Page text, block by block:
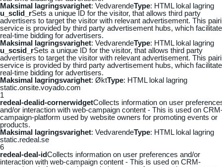
Maksimal lagringsvarighet: VedvarendeType: HTML lokal lagring
u_sclid_rSets a unique ID for the visitor, that allows third party
advertisers to target the visitor with relevant advertisement. This
service is provided by third party advertisement hubs, which
real-time bidding for advertisers.
Maksimal lagringsvarighet: VedvarendeType: HTML lokal lagring
u_scsid_rSets a unique ID for the visitor, that allows third party
advertisers to target the visitor with relevant advertisement. This
service is provided by third party advertisement hubs, which
real-time bidding for advertisers.
Maksimal lagringsvarighet: ØktType: HTML lokal lagring
static.onsite.voyado.com
1
redeal-dealid-cornerwidgetCollects information on user
and/or interaction with web-campaign content - This is used on
campaign-platform used by website owners for promoting events or
products.
Maksimal lagringsvarighet: VedvarendeType: HTML lokal lagring
static.redeal.se
6
redeal-deal-idCollects information on user preferences and/or
interaction with web-campaign content - This is used on CRM-